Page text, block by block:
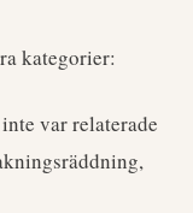
kategorier:
var relaterade